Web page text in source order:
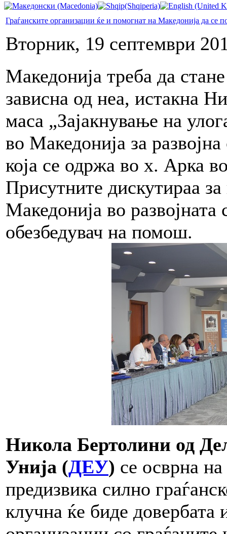
Граѓанските организации ќе и помогнат на Македонија да се
Вторник, 19 септември
Македонија треба да
зависна од неа, истакна
маса „Зајакнување на
во Македонија за
која се одржа во х. Арка
Присутните дискутираа
Македонија во
обезбедувач на помош.
Никола Бертолини од
Унија (ДЕУ) се осврна
предизвика силно
клучна ќе биде довербата